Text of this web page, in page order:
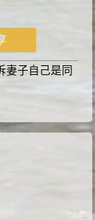
妻子自己是同